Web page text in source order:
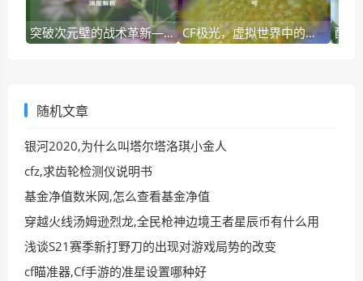
突破次元壁的战术革新—穿越火线新挑战模式深度解析 CF极光，虚拟世界中的赛博美学与玩家文化符号
随机文章
银河2020,为什么叫塔尔塔洛琪小金人
cfz,求齿轮检测仪说明书
基金净值数米网,怎么查看基金净值
穿越火线汤姆逊烈龙,全民枪神边境王者星辰币有什么用
浅谈S21赛季新打野刀的出现对游戏局势的改变
cf瞄准器,Cf手游的准星设置哪种好